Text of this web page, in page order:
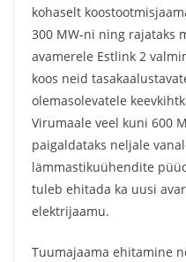
kohaselt
300 MW-ni ning rajataks
avamerele Estlink 2
koos neid
olemasolevatele
Virumaale veel kuni 600
paigaldataks neljale
lämmastikuühendite
tuleb ehitada ka uusi
elektrijaamu.
Tuumajaama ehitamine